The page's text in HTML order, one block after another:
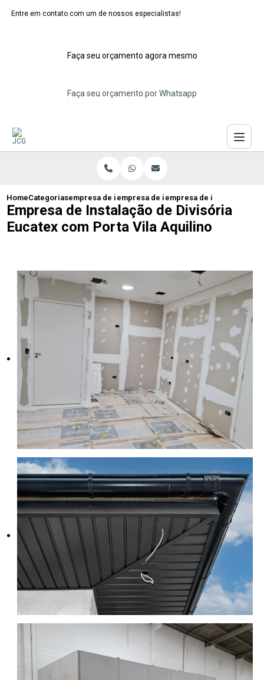
Entre em contato com um de nossos especialistas!
Faça seu orçamento agora mesmo
Faça seu orçamento por Whatsapp
HomeCategoriasempresa de instalacao de eucatex
empresa de instalacao de divisoria de
empresa de instalacao de
Empresa de Instalação de Divisória
Eucatex com Porta Vila Aquilino